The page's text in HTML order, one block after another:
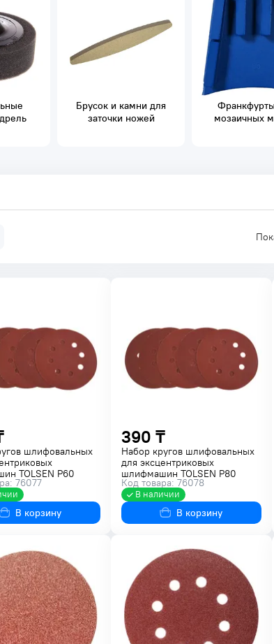
Брусок и камни для
заточки ножей
мозаичных
шлифовальных
TOLSEN P60
77232
76077
В корзину
390 ₸
Набор кругов шлифовальных
для эксцентриковых
шлифмашин TOLSEN P80
125мм 5шт. 77233
Код товара: 76078
В наличии
В корзину